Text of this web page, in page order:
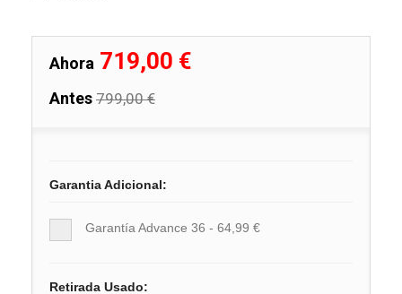
Ahora 719,00 €
Antes 799,00 €
Garantia Adicional:
Garantía Advance 36 - 64,99 €
Retirada Usado: